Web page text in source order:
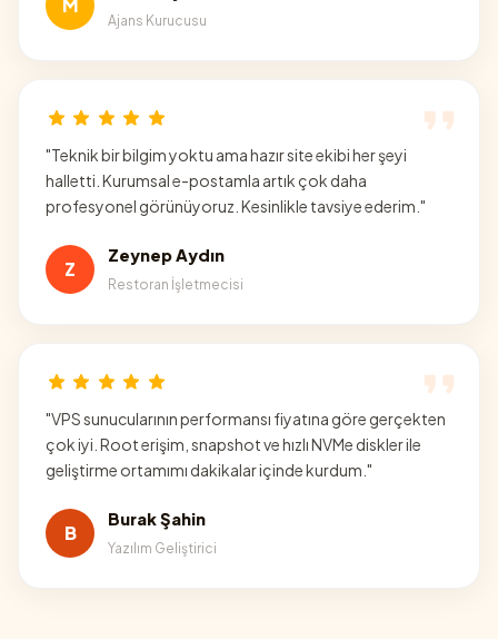
M
Ajans Kurucusu
"Teknik bir bilgim yoktu ama hazır site ekibi her şeyi
halletti. Kurumsal e-postamla artık çok daha
profesyonel görünüyoruz. Kesinlikle tavsiye ederim. "
Z
Zeynep Aydın
Restoran İşletmecisi
"VPS sunucularının performansı fiyatına göre gerçekten
çok iyi. Root erişim, snapshot ve hızlı NVMe diskler ile
geliştirme ortamımı dakikalar içinde kurdum. "
B
Burak Şahin
Yazılım Geliştirici